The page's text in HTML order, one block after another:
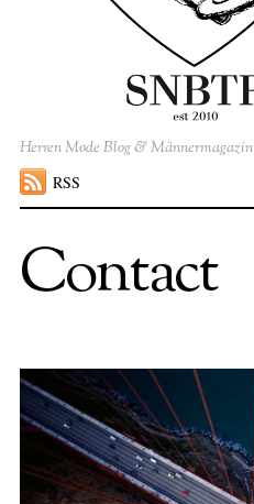
Herren Mode Blog & Männermagazin
RSS
Contact